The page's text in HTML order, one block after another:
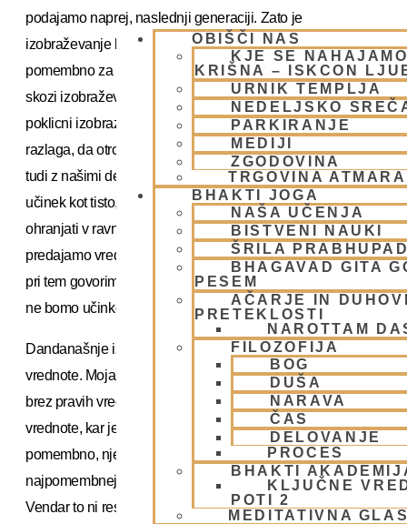
OBIŠČI NAS
KJE SE
KRIŠNA – ISKCON
URNIK TEMPLJA
NEDELJSKO
PARKIRANJE
MEDIJI
ZGODOVINA
TRGOVINA
BHAKTI JOGA
NAŠA UČENJA
BISTVENI NAUKI
ŠRILA
BHAGAVAD GITA
PESEM
AČARJE IN
PRETEKLOSTI
NAROTTAM
FILOZOFIJA
BOG
DUŠA
NARAVA
ČAS
DELOVANJE
PROCES
BHAKTI
KLJUČNE
POTI 2
MEDITATIVNA
podajamo naprej, naslednji generaciji. Zato je
izobraževanje bistveno – če si želimo, da bi nekaj postalo
pomembno za naslednjo generacijo, ji moramo to podati
skozi izobraževanje (o vrednotah, življenjski usmeritvi in
poklicni izobrazbi ter usposobljenosti).« Lakšmimoni Dasi
razlaga, da otroke izobražujemo s knjigami, prav tako pa
tudi z našimi dejanji. Tisto, kar delamo, ima nanje globlji
učinek kot tisto, kar jim govorimo, zato moramo oboje
ohranjati v ravnotežju: »Otrokom z našimi dejanji
predajamo vrednote in kulturo ter jutrišnjo resničnost. Če
pri tem govorimo eno in delamo drugo, pri vzgoji zagotovo
ne bomo učinkoviti.«
Dandanašnje izobraževanje v človeku torej krepi napačne
vrednote. Moja sogovornica pravi, da sodobni človek ni le
brez pravih vrednot, temveč ima povsem napačne
vrednote, kar je še slabše: »Prepričan je, da je vse, kar je
pomembno, njegov lastni užitek! Da je denar
najpomembnejši in da bo srečen, če bo močan in slaven.
Vendar to ni resnica! Še posebno ženske mislijo, da bodo